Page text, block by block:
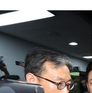
…"국민적 공분에 수사 재개"
문까지…'쑥대밭' 된 축구협회
위원장에 김태유 서울대 공대
리드 첫 훈련…80명 식사 대접
2.3만개 순감하고 그 전 2개
7월에 2.3만 개 줄어…실업